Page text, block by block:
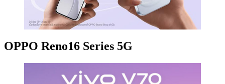
OPPO Reno16 Series 5G